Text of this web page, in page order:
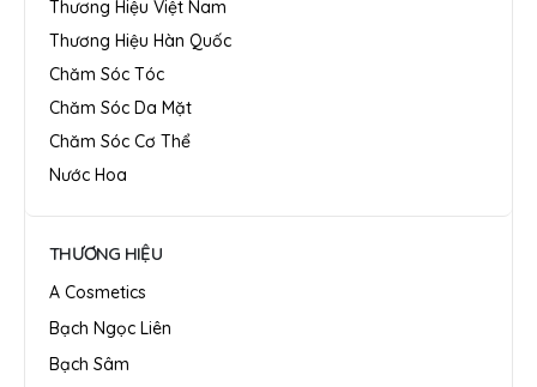
Thương Hiệu Việt Nam
Thương Hiệu Hàn Quốc
Chăm Sóc Tóc
Chăm Sóc Da Mặt
Chăm Sóc Cơ Thể
Nước Hoa
THƯƠNG HIỆU
A Cosmetics
Bạch Ngọc Liên
Bạch Sâm